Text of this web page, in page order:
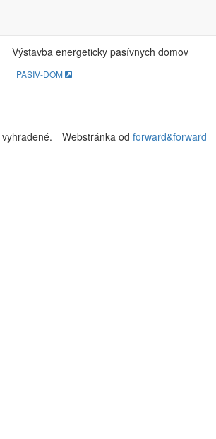
Výstavba energeticky pasívnych domov
PASIV-DOM
Webstránka od forward&forward